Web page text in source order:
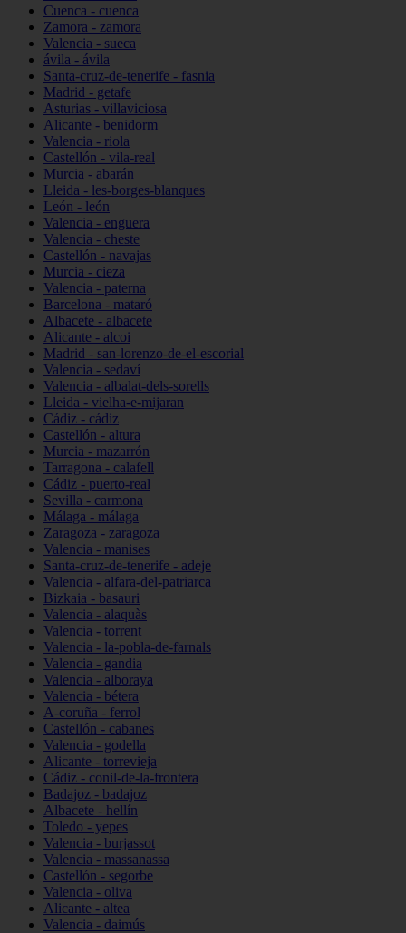
Cuenca - cuenca
Zamora - zamora
Valencia - sueca
ávila - ávila
Santa-cruz-de-tenerife - fasnia
Madrid - getafe
Asturias - villaviciosa
Alicante - benidorm
Valencia - riola
Castellón - vila-real
Murcia - abarán
Lleida - les-borges-blanques
León - león
Valencia - enguera
Valencia - cheste
Castellón - navajas
Murcia - cieza
Valencia - paterna
Barcelona - mataró
Albacete - albacete
Alicante - alcoi
Madrid - san-lorenzo-de-el-escorial
Valencia - sedaví
Valencia - albalat-dels-sorells
Lleida - vielha-e-mijaran
Cádiz - cádiz
Castellón - altura
Murcia - mazarrón
Tarragona - calafell
Cádiz - puerto-real
Sevilla - carmona
Málaga - málaga
Zaragoza - zaragoza
Valencia - manises
Santa-cruz-de-tenerife - adeje
Valencia - alfara-del-patriarca
Bizkaia - basauri
Valencia - alaquàs
Valencia - torrent
Valencia - la-pobla-de-farnals
Valencia - gandia
Valencia - alboraya
Valencia - bétera
A-coruña - ferrol
Castellón - cabanes
Valencia - godella
Alicante - torrevieja
Cádiz - conil-de-la-frontera
Badajoz - badajoz
Albacete - hellín
Toledo - yepes
Valencia - burjassot
Valencia - massanassa
Castellón - segorbe
Valencia - oliva
Alicante - altea
Valencia - daimús